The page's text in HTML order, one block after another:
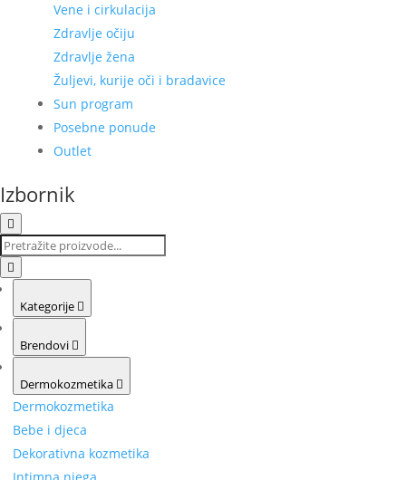
Vene i cirkulacija
Zdravlje očiju
Zdravlje žena
Žuljevi, kurije oči i bradavice
Sun program
Posebne ponude
Outlet
Izbornik
Kategorije
Brendovi
Dermokozmetika
Dermokozmetika
Bebe i djeca
Dekorativna kozmetika